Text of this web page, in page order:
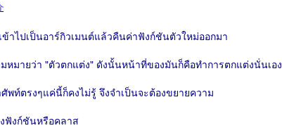
าไปเป็นอาร์กิวเมนต์แล้วคืนค่าฟังก์ชันตัวใหม่ออกมา
หมายว่า "ตัวตกแต่ง" ดังนั้นหน้าที่ของมันก็คือทำการตกแต่งนั่นเอง
ท์ตรงๆแค่นี้ก็คงไม่รู้ จึงจำเป็นจะต้องขยายความ
ฟังก์ชันหรือคลาส